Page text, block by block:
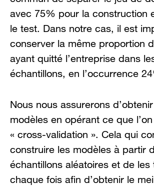
avec 75% pour la construction
le test. Dans notre cas, il est
conserver la même proportion
ayant quitté l’entreprise dans
échantillons, en l’occurrence
Nous nous assurerons
modèles en opérant ce que
« cross-validation ». Cela qui
construire les modèles à partir
échantillons aléatoires et de les
chaque fois afin d’obtenir le